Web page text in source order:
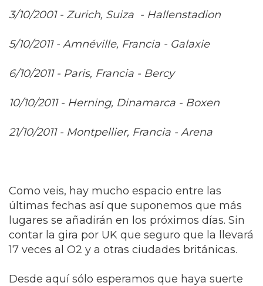
3/10/2001 - Zurich, Suiza - Hallenstadion
5/10/2011 - Amnéville, Francia - Galaxie
6/10/2011 - Paris, Francia - Bercy
10/10/2011 - Herning, Dinamarca - Boxen
21/10/2011 - Montpellier, Francia - Arena
Como veis, hay mucho espacio entre las
últimas fechas así que suponemos que más
lugares se añadirán en los próximos días. Sin
contar la gira por UK que seguro que la llevará
17 veces al O2 y a otras ciudades británicas.
Desde aquí sólo esperamos que haya suerte